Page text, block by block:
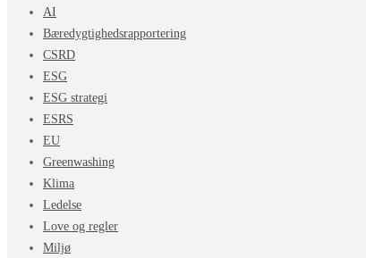
AI
Bæredygtighedsrapportering
CSRD
ESG
ESG strategi
ESRS
EU
Greenwashing
Klima
Ledelse
Love og regler
Miljø